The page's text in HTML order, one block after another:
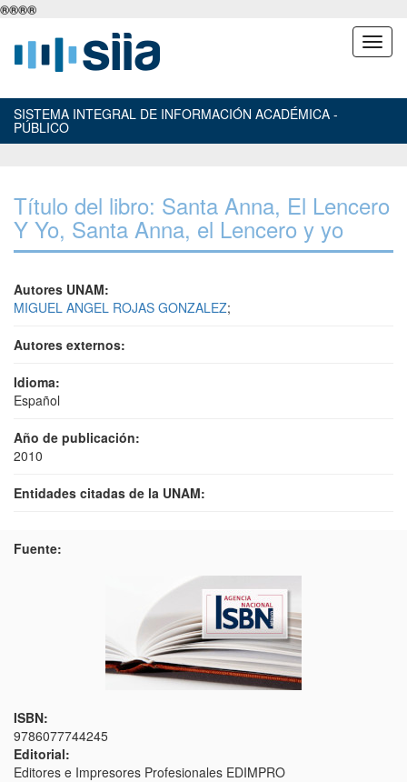
®®®®
SISTEMA INTEGRAL DE INFORMACIÓN ACADÉMICA -
PÚBLICO
Título del libro: Santa Anna, El Lencero
Y Yo, Santa Anna, el Lencero y yo
Autores UNAM:
MIGUEL ANGEL ROJAS GONZALEZ;
Autores externos:
Idioma:
Español
Año de publicación:
2010
Entidades citadas de la UNAM:
Fuente:
ISBN:
9786077744245
Editorial:
Editores e Impresores Profesionales EDIMPRO